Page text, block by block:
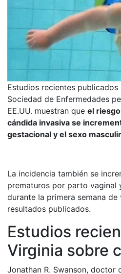
Estudios recientes publicados
Sociedad de Enfermedades
EE.UU. muestran que el
cándida invasiva se
gestacional y el sexo
La incidencia también se
prematuros por parto vaginal
durante la primera semana
resultados publicados.
Estudios
Virginia sobre
Jonathan R. Swanson, doctor